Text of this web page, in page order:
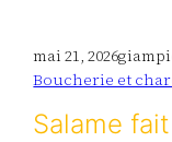
mai 21, 2026
Boucherie et
Salame